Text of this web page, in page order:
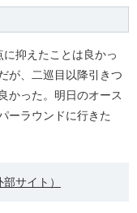
に抑えたことは良かっ
が、二巡目以降引きつ
かった。明日のオース
ーラウンドに行きた
サイト）